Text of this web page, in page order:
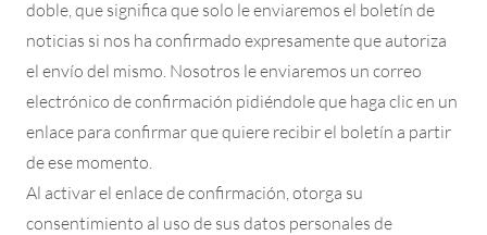
doble, que significa que solo le enviaremos el boletín de
noticias si nos ha confirmado expresamente que autoriza
el envío del mismo. Nosotros le enviaremos un correo
electrónico de confirmación pidiéndole que haga clic en un
enlace para confirmar que quiere recibir el boletín a partir
de ese momento.
Al activar el enlace de confirmación, otorga su
consentimiento al uso de sus datos personales de